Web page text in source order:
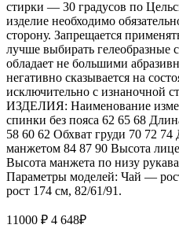
стирки — 30 градусов по
изделие необходимо
сторону. Запрещается
лучше выбирать
обладает не большими
негативно сказывается на
исключительно с
ИЗДЕЛИЯ: Наименование
спинки без пояса 62 65 68
58 60 62 Обхват груди 70 72
манжетом 84 87 90 Высота
Высота манжета по низу
Параметры моделей: Чай —
рост 174 см, 82/61/91.
11000 ₽ 4 648₽